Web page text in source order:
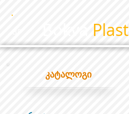
Plast
კატალოგი